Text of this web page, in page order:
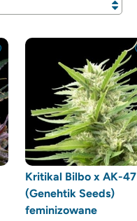
Kritikal Bilbo x AK-47
(Genehtik Seeds)
feminizowane